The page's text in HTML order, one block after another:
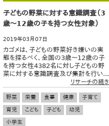
子どもの野菜に対する意識調査（3
歳～12歳の子を持つ女性対象）
2019年03月07日
カゴメは、子どもの野菜好き嫌いの実
態を探るべく、全国の3歳～12歳の子
を持つ女性4382名に対し子どもの野
菜に対する意識調査及び集計を行い...
リサーチの続き
野菜 栄養 食事 健康
子育て
育児
こども 子ども
幼児
小学生